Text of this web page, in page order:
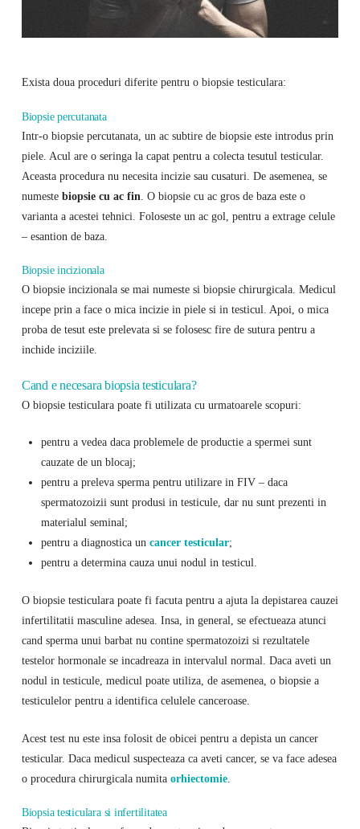
Exista doua proceduri diferite pentru o biopsie testiculara:
Biopsie percutanata
Intr-o biopsie percutanata, un ac subtire de biopsie este introdus prin
piele. Acul are o seringa la capat pentru a colecta tesutul testicular.
Aceasta procedura nu necesita incizie sau cusaturi. De asemenea, se
numestebiopsie cu ac fin . O biopsie cu ac gros de baza este o
varianta a acestei tehnici. Foloseste un ac gol, pentru a extrage celule
– esantion de baza.
Biopsie incizionala
O biopsie incizionala se mai numeste si biopsie chirurgicala. Medicul
incepe prin a face o mica incizie in piele si in testicul. Apoi, o mica
proba de tesut este prelevata si se folosesc fire de sutura pentru a
inchide inciziile.
Cand e necesara biopsia testiculara?
O biopsie testiculara poate fi utilizata cu urmatoarele scopuri:
pentru a vedea daca problemele de productie a spermei sunt
cauzate de un blocaj;
pentru a preleva sperma pentru utilizare in FIV – daca
spermatozoizii sunt produsi in testicule, dar nu sunt prezenti in
materialul seminal;
pentru a diagnostica uncancer testicular;
pentru a determina cauza unui nodul in testicul.
O biopsie testiculara poate fi facuta pentru a ajuta la depistarea cauzei
infertilitatii masculine adesea. Insa, in general, se efectueaza atunci
cand sperma unui barbat nu contine spermatozoizi si rezultatele
testelor hormonale se incadreaza in intervalul normal. Daca aveti un
nodul in testicule, medicul poate utiliza, de asemenea, o biopsie a
testiculelor pentru a identifica celulele canceroase.
Acest test nu este insa folosit de obicei pentru a depista un cancer
testicular. Daca medicul suspecteaza ca aveti cancer, se va face adesea
o procedura chirurgicala numita orhiectomie.
Biopsia testiculara si infertilitatea